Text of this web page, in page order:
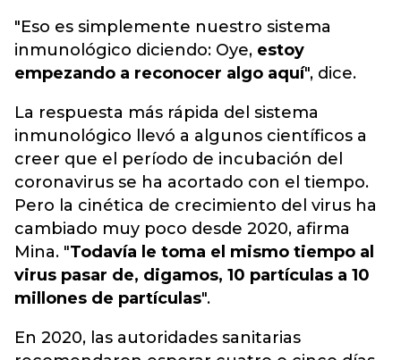
"Eso es simplemente nuestro sistema
inmunológico diciendo: Oye, estoy
empezando a reconocer algo aquí", dice.
La respuesta más rápida del sistema
inmunológico llevó a algunos científicos a
creer que el período de incubación del
coronavirus se ha acortado con el tiempo.
Pero la cinética de crecimiento del virus ha
cambiado muy poco desde 2020, afirma
Mina. "Todavía le toma el mismo tiempo al
virus pasar de, digamos, 10 partículas a 10
millones de partículas".
En 2020, las autoridades sanitarias